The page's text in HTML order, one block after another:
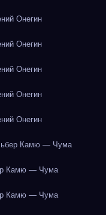
Онегин
Онегин
Онегин
Онегин
Онегин
Камю — Чума
Камю — Чума
Камю — Чума